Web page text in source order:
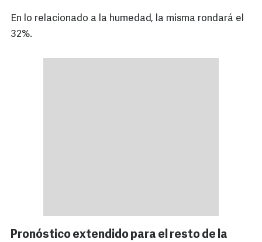
En lo relacionado a la humedad, la misma rondará el
32%.
Pronóstico extendido para el resto de la